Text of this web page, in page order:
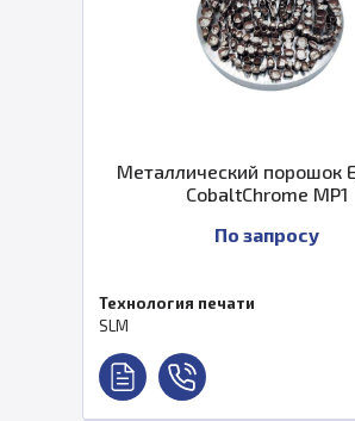
Металлический порошок
CobaltChrome MP1
По запросу
Технология печати
SLM